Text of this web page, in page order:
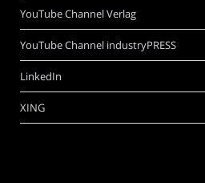
YouTube Channel Verlag
YouTube Channel industryPRESS
LinkedIn
XING